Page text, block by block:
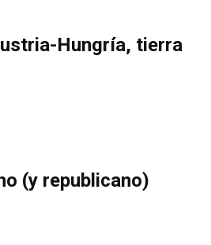
Hungría, tierra
(y republicano)